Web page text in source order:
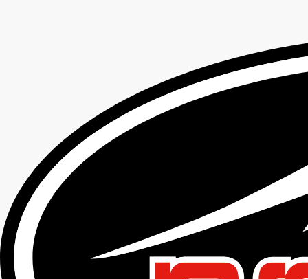
KL-2436 AMENITE JACKET(LADIES)
レディースウェア
KL-2436 AMENITE JACKET(LADIES)
KL-2436 AMENITE
JACKET(LADIES)
アメニタジャケット(レディース)